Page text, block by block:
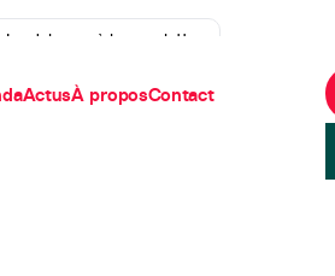
ActusÀ proposContact
Je m'abonne à la newsletter